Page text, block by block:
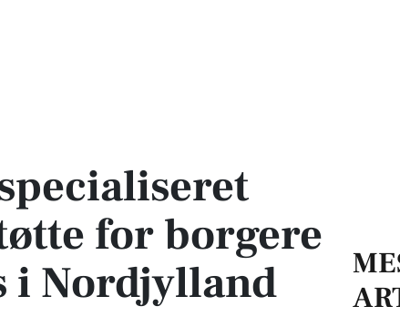
for borgere med demens i Nordjylland
for borgere
i Nordjylland